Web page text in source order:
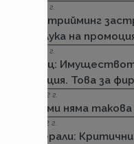
01.11.2022 г.
ДЗИ: Стрийминг
злополука на
01.11.2022 г.
Армеец:
промоция. Това за
23.09.2022 г.
ДЗИ: Ами няма такова
21.09.2022 г.
Дженерали: